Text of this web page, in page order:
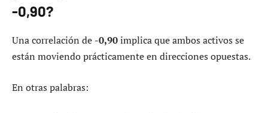
-0,90?
Una correlación de -0,90implica que ambos activos se
están moviendo prácticamente en direcciones opuestas.
En otras palabras: